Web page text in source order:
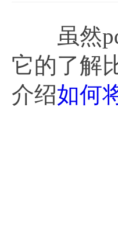
虽然pdf
它的了解
介绍如何